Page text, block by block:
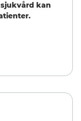
kan